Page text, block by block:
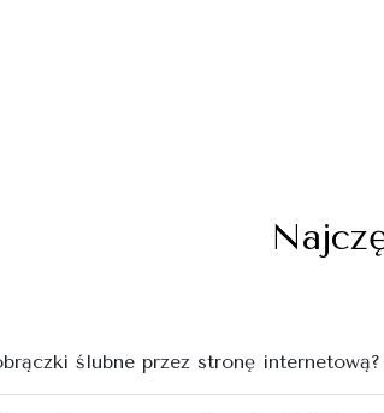
ślubne przez stronę internetową?